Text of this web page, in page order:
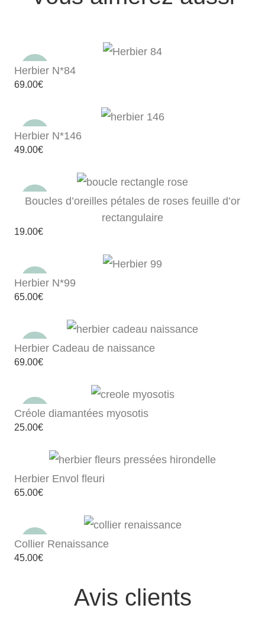
Herbier N*84
69.00€
Herbier N*146
49.00€
Boucles d’oreilles pétales de roses feuille d’or
rectangulaire
19.00€
Herbier N*99
65.00€
Herbier Cadeau de naissance
69.00€
Créole diamantées myosotis
25.00€
Herbier Envol fleuri
65.00€
Collier Renaissance
45.00€
Avis clients